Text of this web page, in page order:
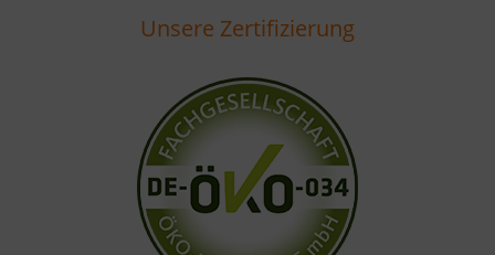
Unsere Zertifizierung